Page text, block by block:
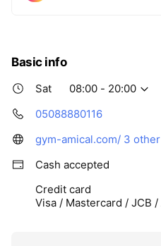
Basic info
Sat
08:00 - 20:00
05088880116
gym-amical.com/ 3
Cash accepted
Credit card
Visa / Mastercard / JCB